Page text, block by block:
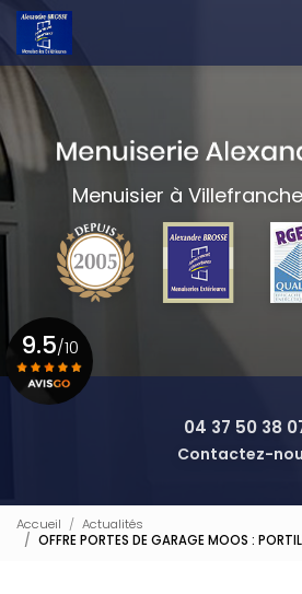
Aller
contenu
principal
Menuisier à
04 37 50 38
Contactez-
9.5/10
Accueil
Actualités
OFFRE PORTES DE GARAGE MOOS :